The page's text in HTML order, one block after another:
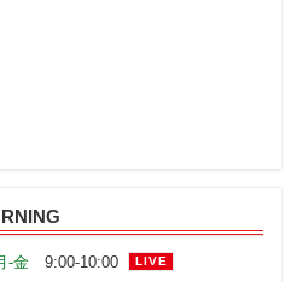
-金 9:00-10:00 LIVE